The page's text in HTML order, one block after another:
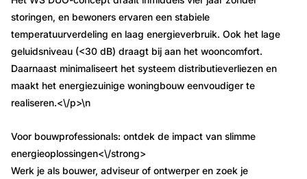
storingen, en bewoners ervaren een stabiele
temperatuurverdeling en laag energieverbruik. Ook het lage
geluidsniveau (<30 dB) draagt bij aan het wooncomfort.
Daarnaast minimaliseert het systeem distributieverliezen en
maakt het energiezuinige woningbouw eenvoudiger te
realiseren.<\/p>\n
Voor bouwprofessionals: ontdek de impact van slimme
energieoplossingen<\/strong>
Werk je als bouwer, adviseur of ontwerper en zoek je